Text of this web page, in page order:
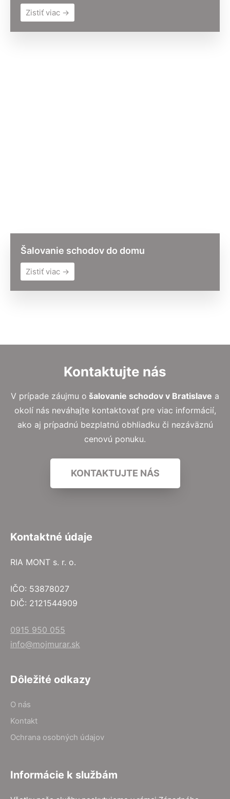
Zistiť viac →
Šalovanie schodov do domu
Zistiť viac →
Kontaktujte nás
V prípade záujmu o šalovanie schodov v Bratislave a
okolí nás neváhajte kontaktovať pre viac informácií,
ako aj prípadnú bezplatnú obhliadku či nezáväznú
cenovú ponuku.
KONTAKTUJTE NÁS
Kontaktné údaje
RIA MONT s. r. o.
IČO: 53878027
DIČ: 2121544909
0915 950 055
info@mojmurar.sk
Dôležité odkazy
O nás
Kontakt
Ochrana osobných údajov
Informácie k službám